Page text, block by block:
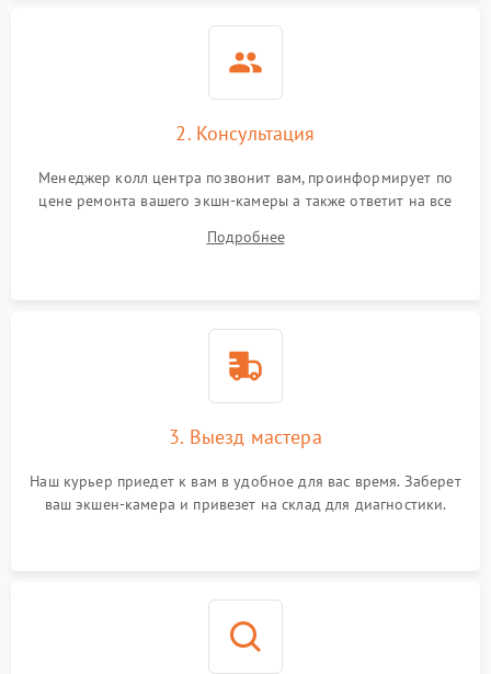
2. Консультация
Менеджер колл центра позвонит вам, проинформирует по
цене ремонта вашего экшн-камеры а также ответит на все
Подробнее
3. Выезд мастера
Наш курьер приедет к вам в удобное для вас время. Заберет
ваш экшен-камера и привезет на склад для диагностики.